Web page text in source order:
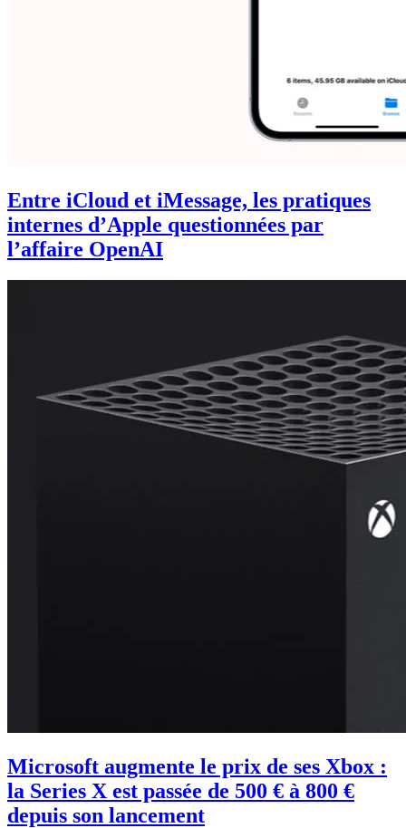
Entre iCloud et iMessage, les pratiques
internes d’Apple questionnées par
l’affaire OpenAI
Microsoft augmente le prix de ses Xbox :
la Series X est passée de 500 € à 800 €
depuis son lancement